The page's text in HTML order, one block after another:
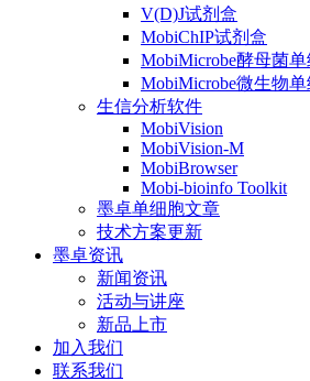
V(D)J试剂盒
MobiChIP试剂盒
MobiMicrobe酵母菌
MobiMicrobe微生物
生信分析软件
MobiVision
MobiVision-M
MobiBrowser
Mobi-bioinfo Toolkit
墨卓单细胞文章
技术方案更新
墨卓资讯
新闻资讯
活动与讲座
新品上市
加入我们
联系我们